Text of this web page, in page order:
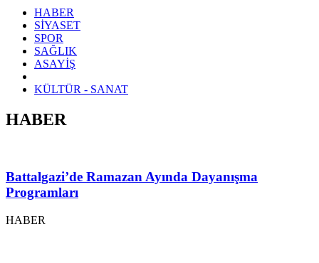
HABER
SİYASET
SPOR
SAĞLIK
ASAYİŞ
KÜLTÜR - SANAT
HABER
Battalgazi’de Ramazan Ayında Dayanışma
Programları
HABER